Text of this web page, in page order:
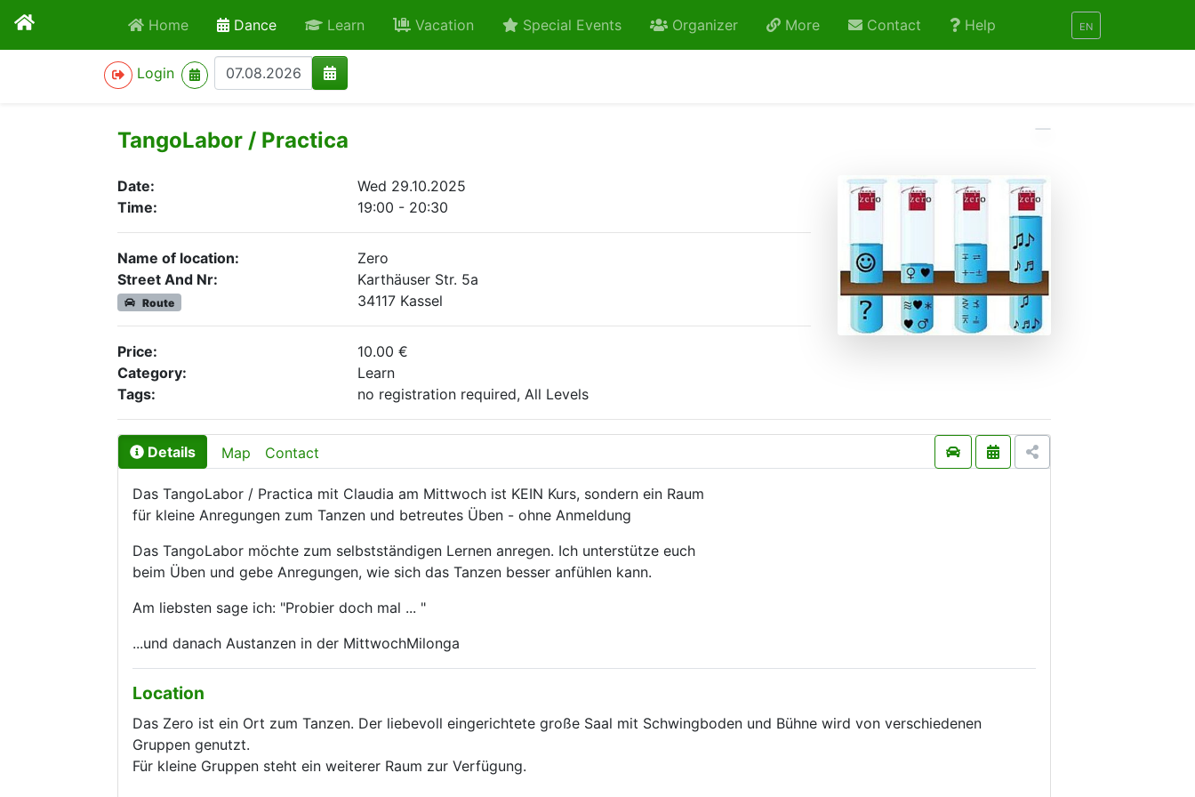
Home Danceactive Learn Vacation Special Events Organizer More Contact Help EN
Login
>
TangoLabor / Practica
Date:
Wed 29.10.2025
Time:
19:00 - 20:30
Name of location:
Zero
Street And Nr:
Route
Karthäuser Str. 5a
34117 Kassel
Price:
10.00 €
Category:
Learn
Tags:
no registration required, All Levels
Details Map Contact
Das TangoLabor / Practica mit Claudia am Mittwoch ist KEIN Kurs, sondern ein Raum
für kleine Anregungen zum Tanzen und betreutes Üben - ohne Anmeldung
Das TangoLabor möchte zum selbstständigen Lernen anregen. Ich unterstütze euch
beim Üben und gebe Anregungen, wie sich das Tanzen besser anfühlen kann.
Am liebsten sage ich: "Probier doch mal ... "
...und danach Austanzen in der MittwochMilonga
Location
Das Zero ist ein Ort zum Tanzen. Der liebevoll eingerichtete große Saal mit Schwingboden und Bühne wird von verschiedenen
Gruppen genutzt.
Für kleine Gruppen steht ein weiterer Raum zur Verfügung.